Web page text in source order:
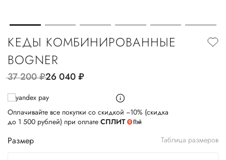
КЕДЫ КОМБИНИРОВАННЫЕ
BOGNER
37 200руб.26 040руб.
Оплачивайте все покупки со скидкой −10% (скидка
до 1 500 рублей) при оплате СПЛИТ
Размер Таблица размеров